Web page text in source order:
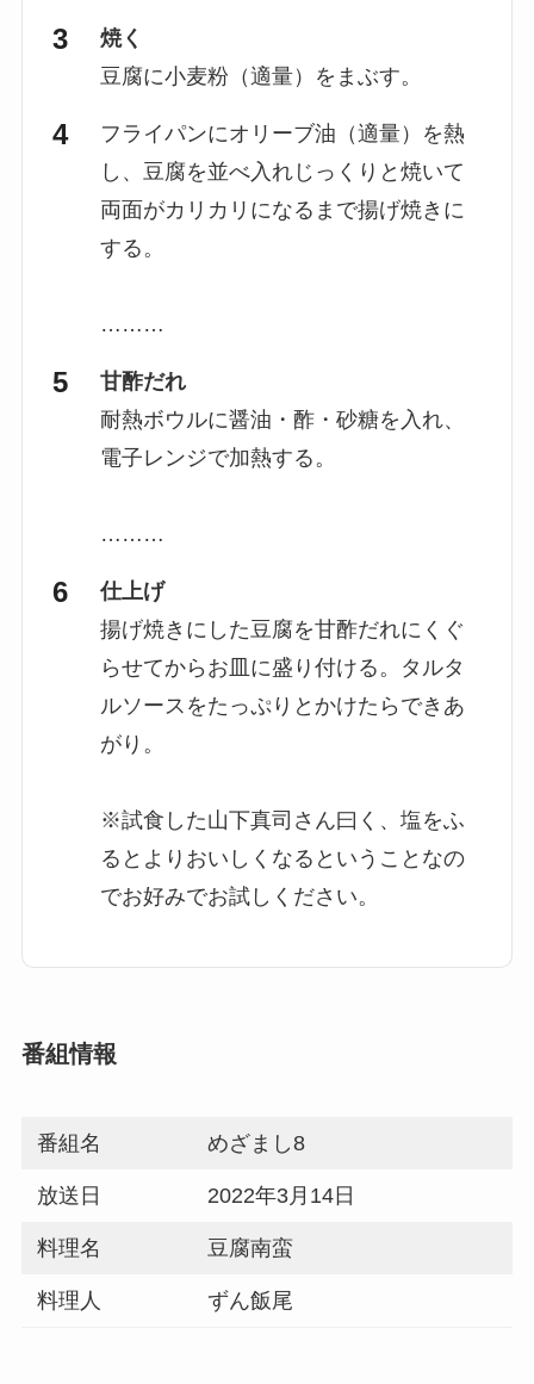
焼く
豆腐に小麦粉（適量）をまぶす。
フライパンにオリーブ油（適量）を熱
し、豆腐を並べ入れじっくりと焼いて
両面がカリカリになるまで揚げ焼きに
する。
………
甘酢だれ
耐熱ボウルに醤油・酢・砂糖を入れ、
電子レンジで加熱する。
………
仕上げ
揚げ焼きにした豆腐を甘酢だれにくぐ
らせてからお皿に盛り付ける。タルタ
ルソースをたっぷりとかけたらできあ
がり。
※試食した山下真司さん曰く、塩をふ
るとよりおいしくなるということなの
でお好みでお試しください。
番組情報
番組名 めざまし8
放送日 2022年3月14日
料理名 豆腐南蛮
料理人 ずん飯尾